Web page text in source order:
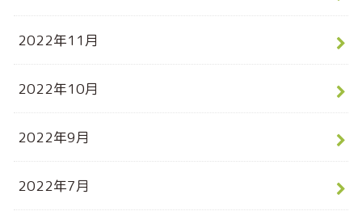
2022年11月
2022年10月
2022年9月
2022年7月